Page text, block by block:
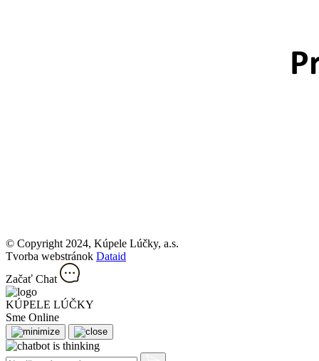
© Copyright 2024, Kúpele Lúčky, a.s.
Tvorba webstránok Dataid
Začať Chat
KÚPELE LÚČKY
Sme Online